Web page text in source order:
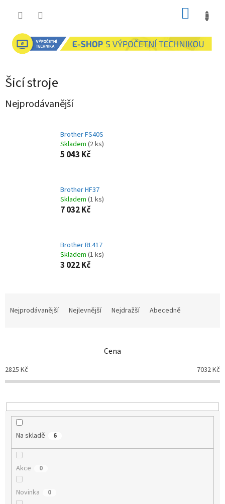
Šicí stroje
Nejprodávanější
Brother FS40S
Skladem (2 ks)
5 043 Kč
Brother HF37
Skladem (1 ks)
7 032 Kč
Brother RL417
Skladem (1 ks)
3 022 Kč
p
r
o
u
Nejprodávanější Nejlevnější Nejdražší Abecedně
Cena
2825 Kč 7032Kč
Na skladě 6
Akce 0
Novinka 0